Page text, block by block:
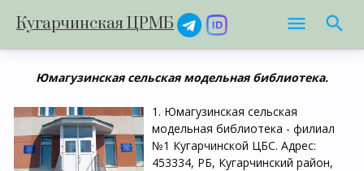
Кугарчинская ЦРМБ
Юмагузинская сельская модельная библиотека.
1. Юмагузинская сельская
модельная библиотека - филиал
№1 Кугарчинской ЦБС. Адрес:
453334, РБ, Кугарчинский район,